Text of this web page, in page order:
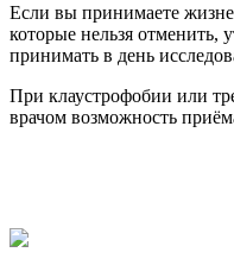
Если вы принимаете
которые нельзя отменить,
принимать в день
При клаустрофобии или
врачом возможность